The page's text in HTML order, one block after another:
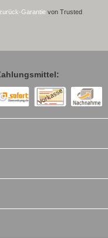
Garantievon Trusted